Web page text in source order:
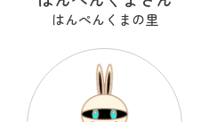
はんぺんくまの里